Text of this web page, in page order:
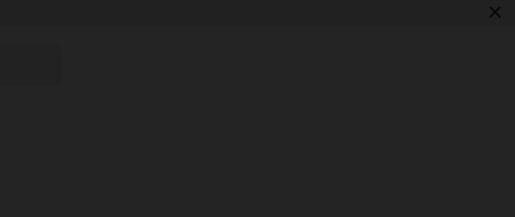
×